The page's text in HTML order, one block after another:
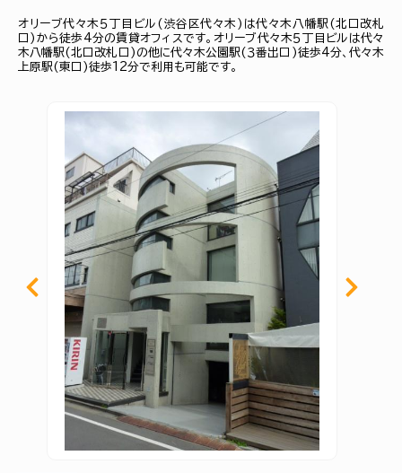
オリーブ代々木５丁目ビル(渋谷区代々木)は代々木八幡駅(北口改札
口)から徒歩4分の賃貸オフィスです。オリーブ代々木５丁目ビルは代々
木八幡駅(北口改札口)の他に代々木公園駅(３番出口)徒歩4分、代々木
上原駅(東口)徒歩12分で利用も可能です。